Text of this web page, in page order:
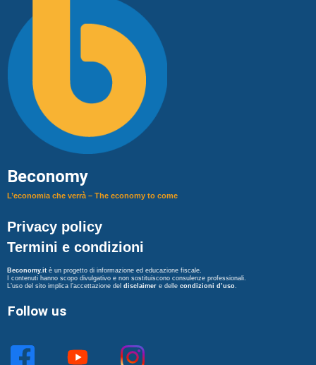
Beconomy
L’economia che verrà – The economy to come
Privacy policy
Termini e condizioni
Beconomy.it è un progetto di informazione ed educazione fiscale.
I contenuti hanno scopo divulgativo e non sostituiscono consulenze professionali.
L’uso del sito implica l’accettazione del disclaimer e delle condizioni d’uso.
Follow us